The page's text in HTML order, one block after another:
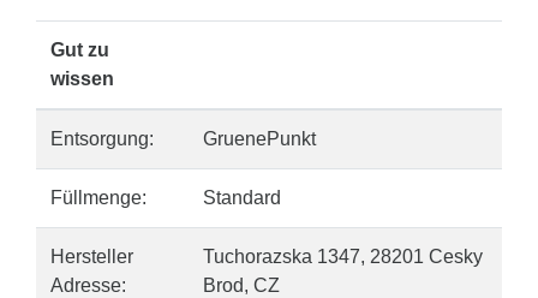
Gut zu
wissen
Entsorgung: GruenePunkt
Füllmenge: Standard
Hersteller
Adresse:
Tuchorazska 1347, 28201 Cesky
Brod, CZ